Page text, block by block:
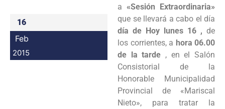
16
Feb
2015
a «Sesión Extraordinaria»
que se llevará a cabo el día
día de Hoy lunes 16 , de
los corrientes, a hora 06.00
de la tarde , en el Salón
Consistorial de la
Honorable Municipalidad
Provincial de «Mariscal
Nieto», para tratar la